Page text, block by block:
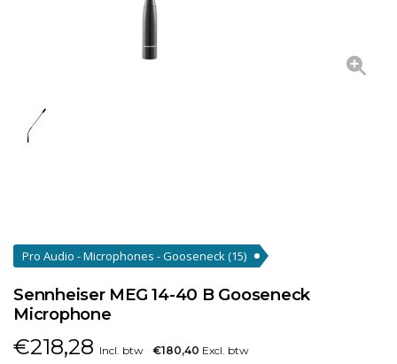
Pro Audio - Microphones - Gooseneck(15)
Sennheiser MEG 14-40 B Gooseneck
Microphone
€218,28 Incl. btw €180,40 Excl. btw